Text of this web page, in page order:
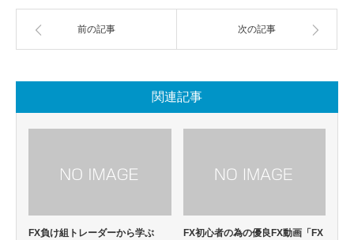
前の記事 次の記事
関連記事
FX負け組トレーダーから学ぶ
FX初心者の為の優良FX動画「FX